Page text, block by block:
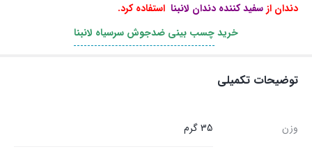
دندان از سفید کننده دندان لانبنا استفاده کرد.
خریدچسب بینی ضدجوش سرسیاه لانبنا
توضیحات تکمیلی
وزن 35 گرم